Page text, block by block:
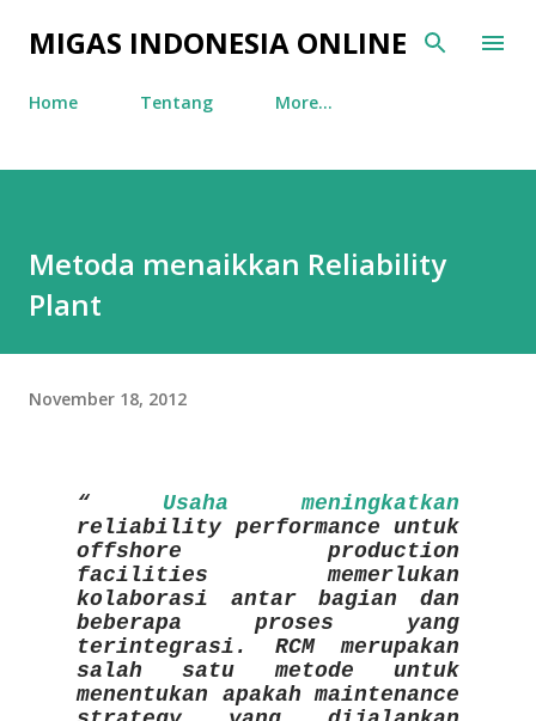
Skip to main content
MIGAS INDONESIA ONLINE
Home Tentang More…
Metoda menaikkan Reliability
Plant
November 18, 2012
Usaha meningkatkan
reliability performance untuk
offshore production
facilities memerlukan
kolaborasi antar bagian dan
beberapa proses yang
terintegrasi. RCM merupakan
salah satu metode untuk
menentukan apakah maintenance